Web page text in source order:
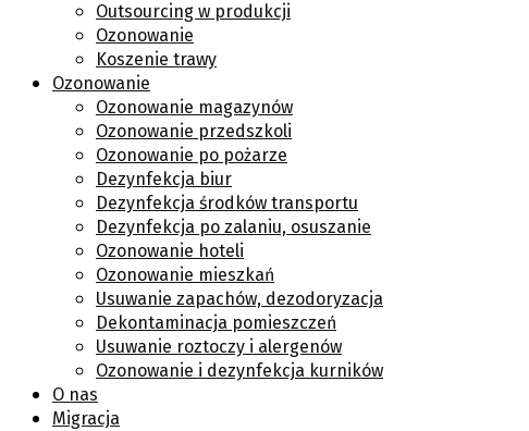
Outsourcing w produkcji
Ozonowanie
Koszenie trawy
Ozonowanie
Ozonowanie magazynów
Ozonowanie przedszkoli
Ozonowanie po pożarze
Dezynfekcja biur
Dezynfekcja środków transportu
Dezynfekcja po zalaniu, osuszanie
Ozonowanie hoteli
Ozonowanie mieszkań
Usuwanie zapachów, dezodoryzacja
Dekontaminacja pomieszczeń
Usuwanie roztoczy i alergenów
Ozonowanie i dezynfekcja kurników
O nas
Migracja